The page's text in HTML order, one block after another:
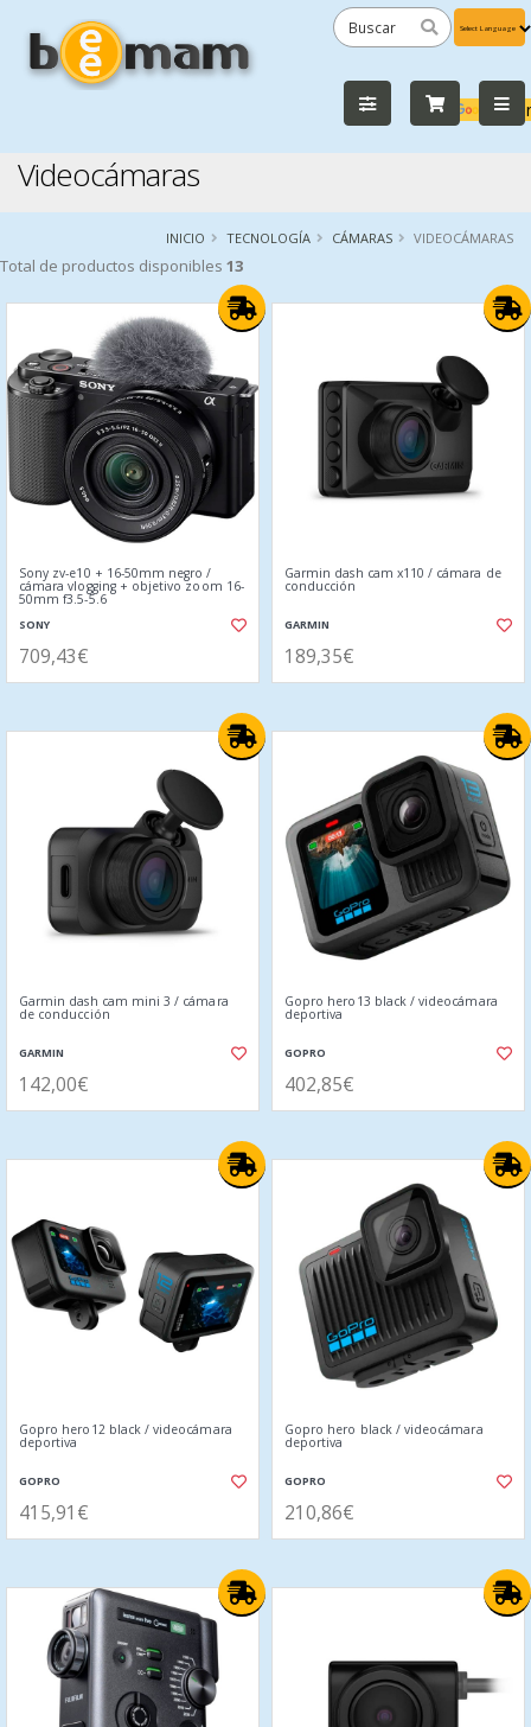
by
Videocámaras
INICIO TECNOLOGÍA CÁMARAS VIDEOCÁMARAS
Total de productos disponibles 13
Sony zv-e10 + 16-50mm negro /
cámara vlogging + objetivo zoom 16-
50mm f3.5-5.6
SONY
709,43€
Garmin dash cam x110 / cámara de
conducción
GARMIN
189,35€
Garmin dash cam mini 3 / cámara
de conducción
GARMIN
142,00€
Gopro hero13 black / videocámara
deportiva
GOPRO
402,85€
Gopro hero12 black / videocámara
deportiva
GOPRO
415,91€
Gopro hero black / videocámara
deportiva
GOPRO
210,86€